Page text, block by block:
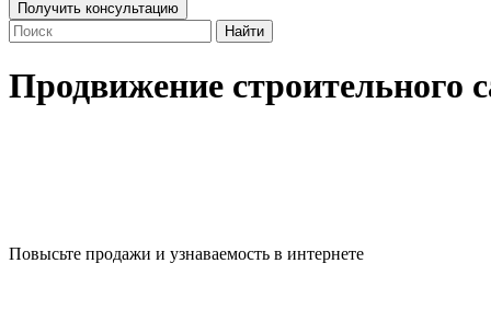
Получить консультацию
Найти
Продвижение строительного
Повысьте продажи и узнаваемость в интернете